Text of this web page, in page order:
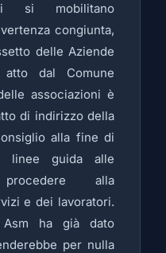
si mobilitano
congiunta,
delle Aziende
atto dal Comune
associazioni è
di indirizzo della
alla fine di
linee guida alle
alla
e dei lavoratori.
ha già dato
per nulla